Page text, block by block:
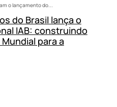
do Brasil lança o
IAB: construindo
para a
o lançamento do...